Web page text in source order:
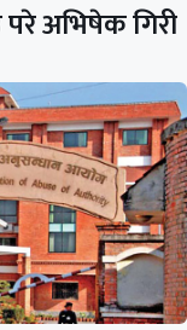
अभिषेक गिरी